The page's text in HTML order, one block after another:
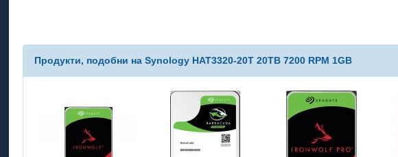
Продукти, подобни на Synology HAT3320-20T 20TB 7200 RPM 1GB